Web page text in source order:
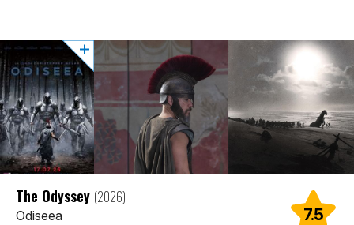
7.5
The Odyssey (2026)
Odiseea